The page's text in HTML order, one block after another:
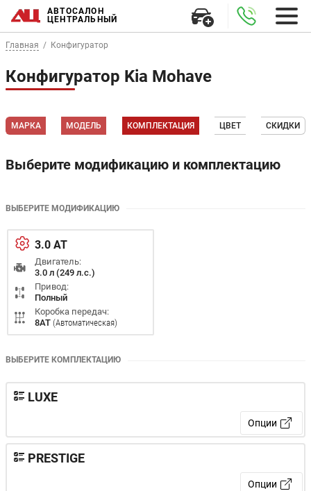
АВТОСАЛОН
ЦЕНТРАЛЬНЫЙ
Главная Конфигуратор
Конфигуратор Kia Mohave
МАРКА МОДЕЛЬ КОМПЛЕКТАЦИЯ ЦВЕТ СКИДКИ
Выберите модификацию и комплектацию
ВЫБЕРИТЕ МОДИФИКАЦИЮ
3.0 AT
Двигатель:
3.0 л (249 л.с.)
Привод:
Полный
Коробка передач:
8AT(Aвтоматическая)
ВЫБЕРИТЕ КОМПЛЕКТАЦИЮ
LUXE
Опции
PRESTIGE
Опции